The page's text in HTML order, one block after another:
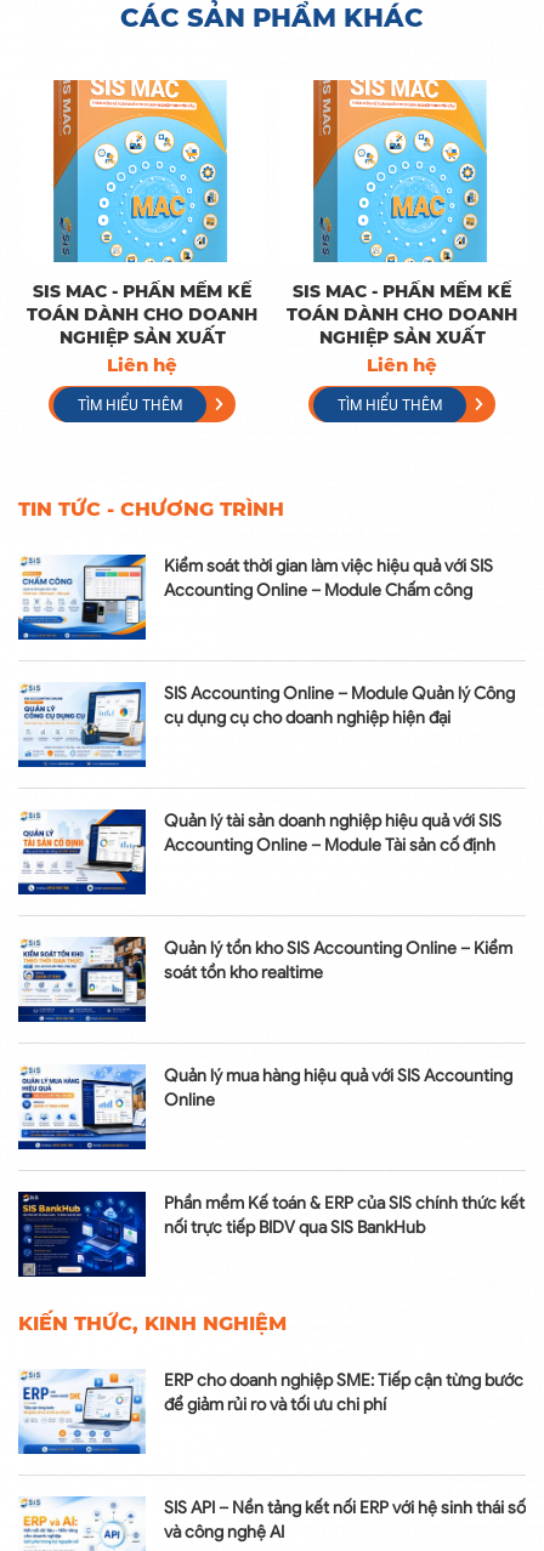
TIN TỨC - CHƯƠNG TRÌNH
Kiểm soát thời gian làm việc hiệu quả với SIS
Accounting Online – Module Chấm công
SIS Accounting Online – Module Quản lý Công
cụ dụng cụ cho doanh nghiệp hiện đại
Quản lý tài sản doanh nghiệp hiệu quả với SIS
Accounting Online – Module Tài sản cố định
Quản lý tồn kho SIS Accounting Online – Kiểm
soát tồn kho realtime
Quản lý mua hàng hiệu quả với SIS Accounting
Online
Phần mềm Kế toán & ERP của SIS chính thức kết
nối trực tiếp BIDV qua SIS BankHub
KIẾN THỨC, KINH NGHIỆM
ERP cho doanh nghiệp SME: Tiếp cận từng bước
để giảm rủi ro và tối ưu chi phí
SIS API – Nền tảng kết nối ERP với hệ sinh thái số
và công nghệ AI
CÁC SẢN PHẨM KHÁC
SIS MAC - PHẦN MỀM KẾ
TOÁN DÀNH CHO DOANH
NGHIỆP SẢN XUẤT
Liên hệ
TÌM HIỂU THÊM
SIS MAC - PHẦN MỀM KẾ
TOÁN DÀNH CHO DOANH
NGHIỆP SẢN XUẤT
Liên hệ
TÌM HIỂU THÊM